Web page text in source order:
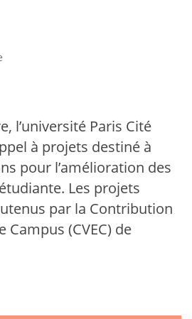
l’université Paris Cité
à projets destiné à
pour l’amélioration des
Les projets
par la Contribution
Campus (CVEC) de